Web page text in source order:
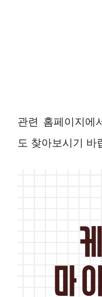
관련 홈페이지에
도 찾아보시기 바